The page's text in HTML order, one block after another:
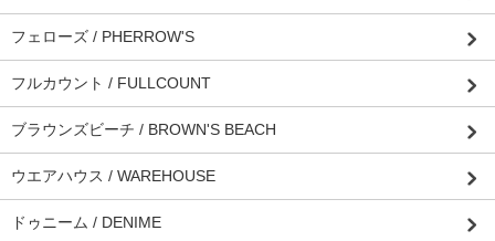
フェローズ / PHERROW'S
フルカウント / FULLCOUNT
ブラウンズビーチ / BROWN'S BEACH
ウエアハウス / WAREHOUSE
ドゥニーム / DENIME